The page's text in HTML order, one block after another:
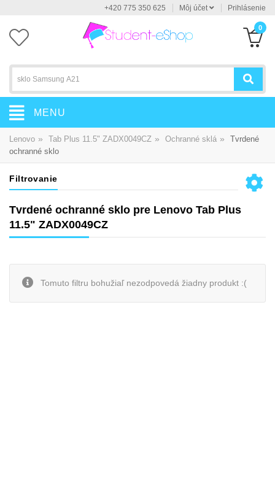
+420 775 350 625 Môj účet Prihlásenie
0
MENU
Lenovo » Tab Plus 11.5" ZADX0049CZ » Ochranné sklá »
Tvrdené
ochranné sklo
Filtrovanie
Tvrdené ochranné sklo pre Lenovo Tab Plus
11.5" ZADX0049CZ
Tomuto filtru bohužiaľ nezodpovedá žiadny produkt :(